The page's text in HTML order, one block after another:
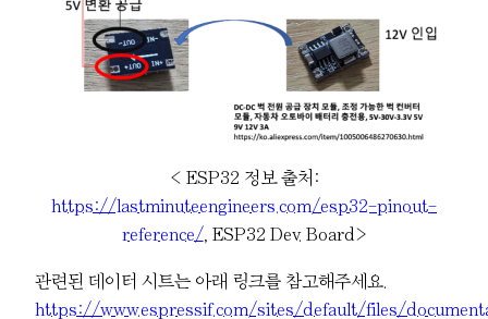
< ESP32 정보 출처:
https://lastminuteengineers.com/esp32-pinout-
reference/ , ESP32 Dev. Board>
관련된 데이터 시트는 아래 링크를 참고해주세요.
https://www.espressif.com/sites/default/files/